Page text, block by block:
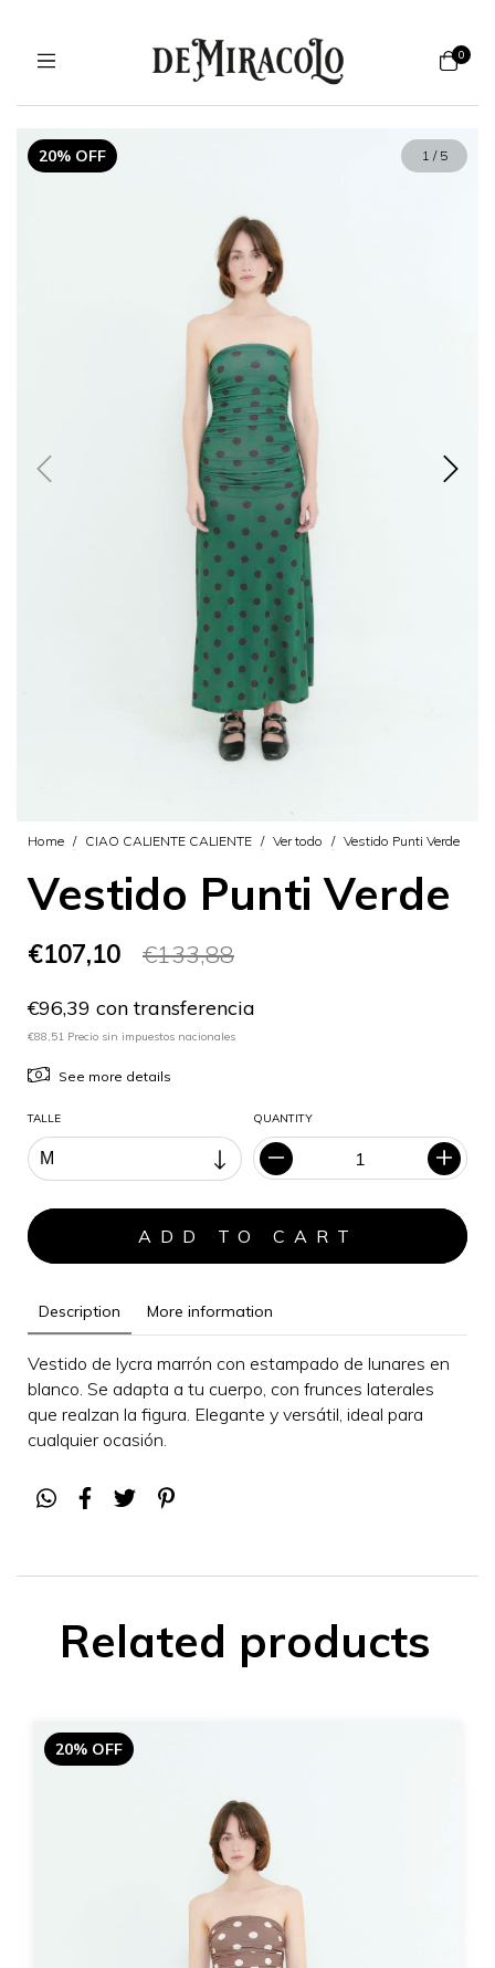
0
20% OFF 1 / 5
Home / CIAO CALIENTE CALIENTE / Ver todo / Vestido Punti Verde
Vestido Punti Verde
€107,10 €133,88
€96,39 con transferencia
€88,51 Precio sin impuestos nacionales
See more details
TALLE QUANTITY
Description More information
Vestido de lycra marrón con estampado de lunares en
blanco. Se adapta a tu cuerpo, con frunces laterales
que realzan la figura. Elegante y versátil, ideal para
cualquier ocasión.
Related products
20% OFF